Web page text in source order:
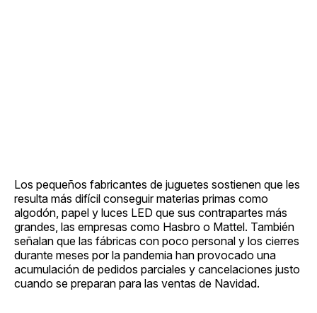
Los pequeños fabricantes de juguetes sostienen que les
resulta más difícil conseguir materias primas como
algodón, papel y luces LED que sus contrapartes más
grandes, las empresas como Hasbro o Mattel. También
señalan que las fábricas con poco personal y los cierres
durante meses por la pandemia han provocado una
acumulación de pedidos parciales y cancelaciones justo
cuando se preparan para las ventas de Navidad.